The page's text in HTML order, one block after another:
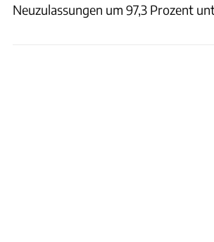
Neuzulassungen um 97,3 Prozent